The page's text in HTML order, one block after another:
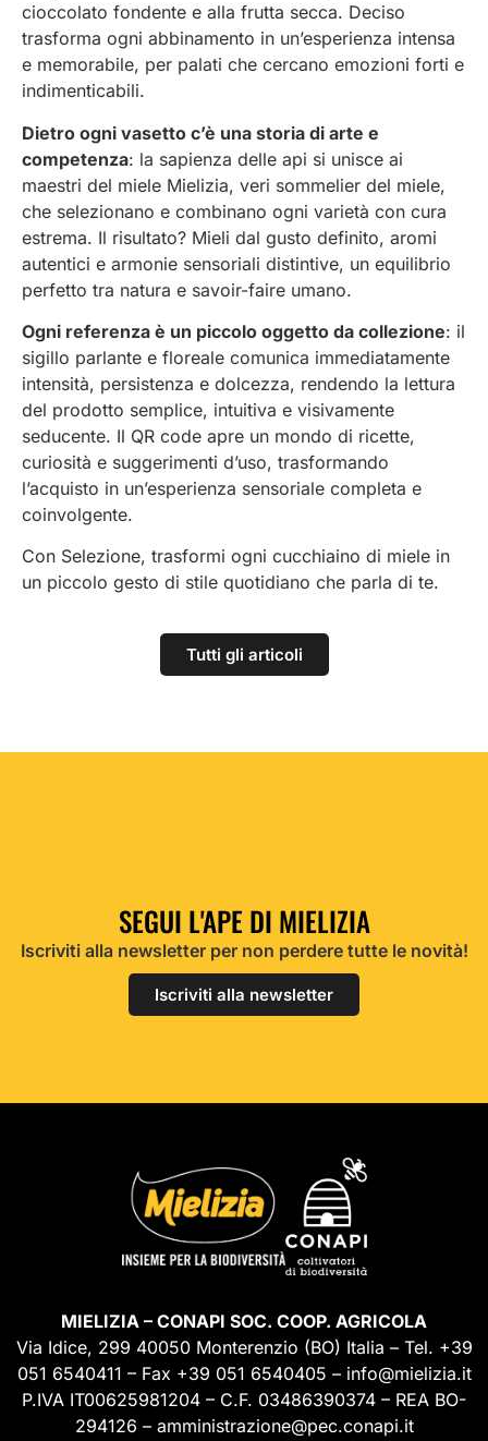
cioccolato fondente e alla frutta secca. Deciso
trasforma ogni abbinamento in un’esperienza intensa
e memorabile, per palati che cercano emozioni forti e
indimenticabili.
Dietro ogni vasetto c’è una storia di arte e
competenza: la sapienza delle api si unisce ai
maestri del miele Mielizia, veri sommelier del miele,
che selezionano e combinano ogni varietà con cura
estrema. Il risultato? Mieli dal gusto definito, aromi
autentici e armonie sensoriali distintive, un equilibrio
perfetto tra natura e savoir-faire umano.
Ogni referenza è un piccolo oggetto da collezione: il
sigillo parlante e floreale comunica immediatamente
intensità, persistenza e dolcezza, rendendo la lettura
del prodotto semplice, intuitiva e visivamente
seducente. Il QR code apre un mondo di ricette,
curiosità e suggerimenti d’uso, trasformando
l’acquisto in un’esperienza sensoriale completa e
coinvolgente.
Con Selezione, trasformi ogni cucchiaino di miele in
un piccolo gesto di stile quotidiano che parla di te.
Tutti gli articoli
SEGUI L'APE DI MIELIZIA
Iscriviti alla newsletter per non perdere tutte le novità!
Iscriviti alla newsletter
MIELIZIA – CONAPI SOC. COOP. AGRICOLA
Via Idice, 299 40050 Monterenzio (BO) Italia – Tel. +39
051 6540411 – Fax +39 051 6540405 – info@mielizia.it
P.IVA IT00625981204 – C.F. 03486390374 – REA BO-
294126 – amministrazione@pec.conapi.it